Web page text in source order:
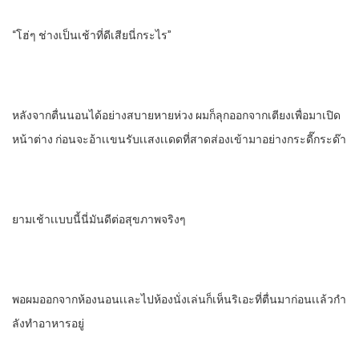
“โฮ่ๆ ช่างเป็นเช้าที่ดีเสียนี่กระไร”
หลังจากตื่นนอนได้อย่างสบายหายห่วง ผมก็ลุกออกจากเตียงเพื่อมาเปิด
หน้าต่าง ก่อนจะอ้าเเขนรับเเสงเเดดที่สาดส่องเข้ามาอย่างกระดี๊กระด๊า
ยามเช้าเเบบนี้นี่มันดีต่อสุขภาพจริงๆ
พอผมออกจากห้องนอนเเละไปห้องนั่งเล่นก็เห็นริเอะที่ตื่นมาก่อนเเล้วกํา
ลังทําอาหารอยู่